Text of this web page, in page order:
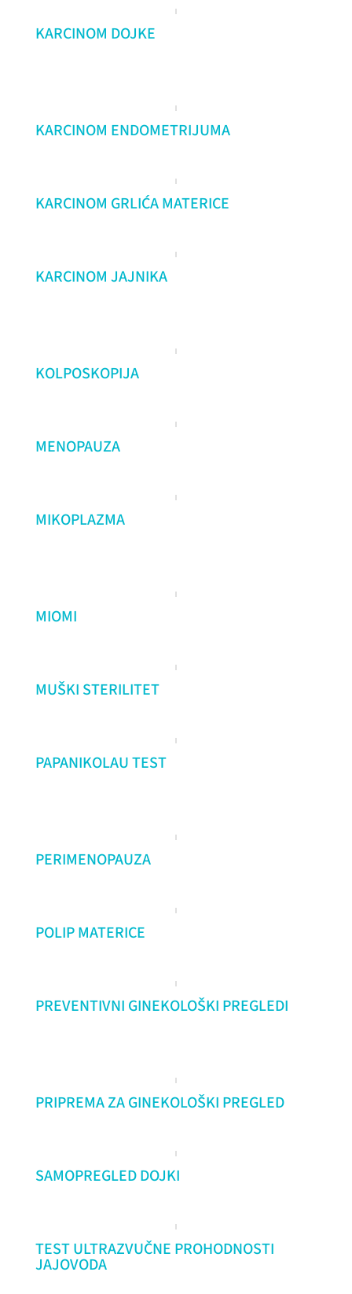
KARCINOM DOJKE
KARCINOM ENDOMETRIJUMA
KARCINOM GRLIĆA MATERICE
KARCINOM JAJNIKA
KOLPOSKOPIJA
MENOPAUZA
MIKOPLAZMA
MIOMI
MUŠKI STERILITET
PAPANIKOLAU TEST
PERIMENOPAUZA
POLIP MATERICE
PREVENTIVNI GINEKOLOŠKI PREGLEDI
PRIPREMA ZA GINEKOLOŠKI PREGLED
SAMOPREGLED DOJKI
TEST ULTRAZVUČNE PROHODNOSTI
JAJOVODA